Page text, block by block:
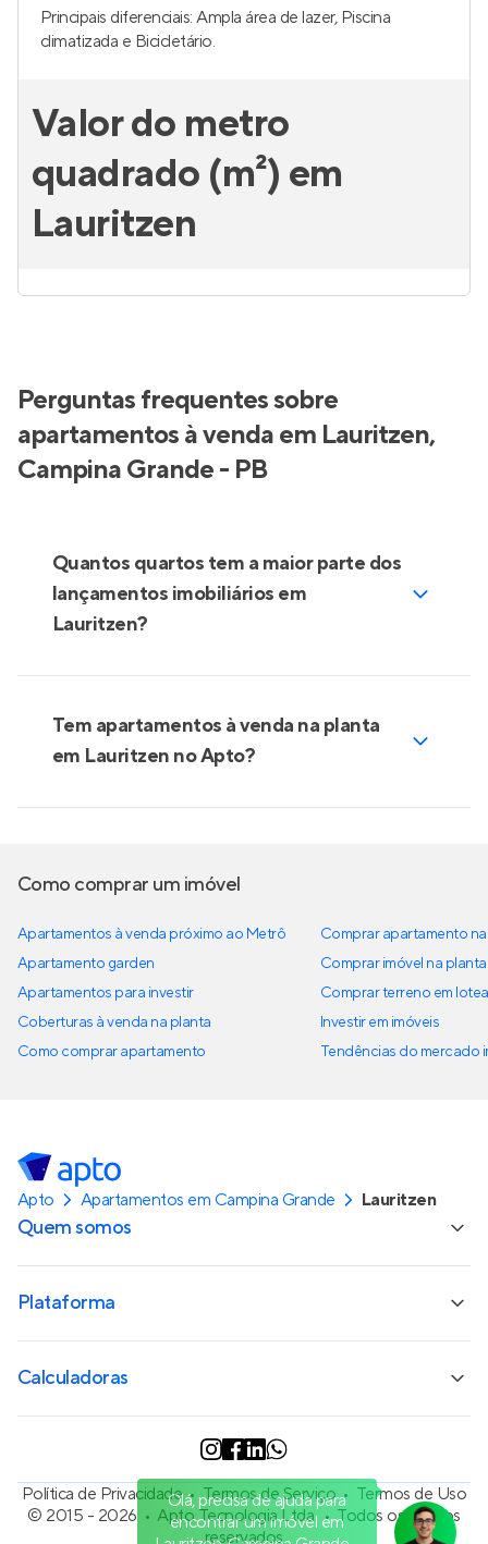
Principais diferenciais: Ampla área de lazer, Piscina
climatizada e Bicicletário.
Valor do metro
quadrado (m²) em
Lauritzen
Perguntas frequentes sobre
apartamentos à venda em Lauritzen,
Campina Grande - PB
Quantos quartos tem a maior parte dos
lançamentos imobiliários em
Lauritzen?
Tem apartamentos à venda na planta
em Lauritzen no Apto?
Olá, precisa de ajuda para
encontrar um imóvel em
Como comprar um imóvel
Apartamentos à venda próximo ao Metrô
Apartamento garden
Apartamentos para investir
Coberturas à venda na planta
Como comprar apartamento
Comprar apartamento
Comprar imóvel na planta
Comprar terreno em
Investir em imóveis
Tendências do mercado
Apto Apartamentos em Campina Grande Lauritzen
Quem somos
Plataforma
Calculadoras
Política de Privacidade Termos de Serviço
Termos de Uso
© 2015 - 2026
Apto Tecnologia Ltda.
Todos os direitos
reservados